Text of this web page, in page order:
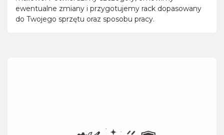
ewentualne zmiany i przygotujemy rack dopasowany
do Twojego sprzętu oraz sposobu pracy.